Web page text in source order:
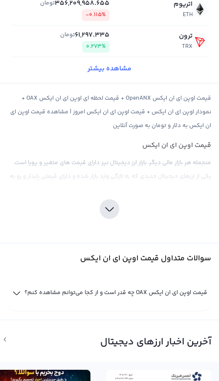
اتریوم
ETH
356,209,958.655تومان
-0.115%
ترون
TRX
61,297.335تومان
0.273%
مشاهده بیشتر
قیمت اوپن ای ان ایکس OpenANX + قیمت لحظه ای اوپن ای ان ایکس OAX +
نمودار اوپن ای ان ایکس + قیمت اوپن ای ان ایکس امروز | مشاهده قیمت اوپن ای
ان ایکس به دلار و تومان به صورت آنلاین
قیمت اوپن ای ان ایکس
منجمله هر بازار مالی دیگر، بازار ارز دیجیتال نیز دارای قیمت های متغیر و پویا است.
یکی از ارزهای دیجیتال جدیدی که به تازگی وارد بازار شده و دارای قیمتی پایدار و رو به
جدیدی است که با استفاده از تکنولوژی بلاکچین برای انجام تراکنش های مالی،
امنیت بالایی را برای کاربران خود فراهم می کند. همچنین، این ارز دیجیتال به صورت
قیمت اوپن انیکس، مانند سایر ارزهای دیجیتال دیگر، در صرافی ها متفاوت است و
ایکس، می توان با استفاده از ارزهای دیجیتالی مختلف مثل بیت کوین یا اتریوم به
سرمایه خود هستند، یک بهانه مناسب برای خرید و فروش می باشد.
سوالات متداول قیمت اوپن ای ان ایکس
قیمت اوپن ای ان ایکس OAX چه قدر است و از کجا می‌توانم مشاهده کنم؟
آخرین اخبار ارزهای دیجیتال